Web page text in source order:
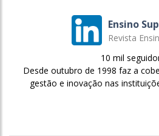
Ensino
Revista
10 mil
Desde outubro de 1998 faz a
gestão e inovação nas